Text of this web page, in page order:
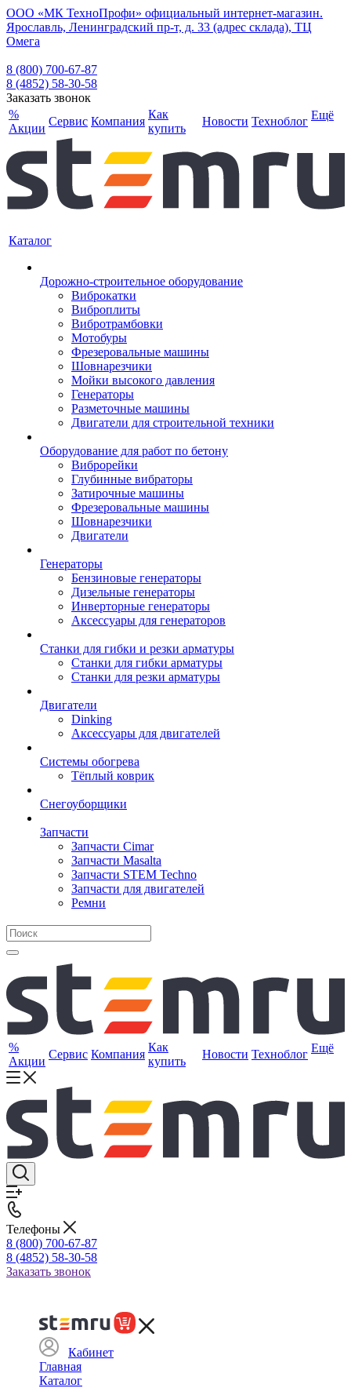
ООО «МК ТехноПрофи» официальный интернет-магазин.
Ярославль, Ленинградский пр-т, д. 33 (адрес склада), ТЦ
Омега
8 (800) 700-67-87
8 (4852) 58-30-58
Заказать звонок
%
Акции
Сервис Компания
Как
купить
Новости Техноблог Ещё
Каталог
Дорожно-строительное оборудование
Виброкатки
Виброплиты
Вибротрамбовки
Мотобуры
Фрезеровальные машины
Шовнарезчики
Мойки высокого давления
Генераторы
Разметочные машины
Двигатели для строительной техники
Оборудование для работ по бетону
Виброрейки
Глубинные вибраторы
Затирочные машины
Фрезеровальные машины
Шовнарезчики
Двигатели
Генераторы
Бензиновые генераторы
Дизельные генераторы
Инверторные генераторы
Аксессуары для генераторов
Станки для гибки и резки арматуры
Станки для гибки арматуры
Станки для резки арматуры
Двигатели
Dinking
Аксессуары для двигателей
Системы обогрева
Тёплый коврик
Снегоуборщики
Запчасти
Запчасти Cimar
Запчасти Masalta
Запчасти STEM Techno
Запчасти для двигателей
Ремни
%
Акции
Сервис Компания
Как
купить
Новости Техноблог Ещё
Телефоны
8 (800) 700-67-87
8 (4852) 58-30-58
Заказать звонок
Кабинет
Главная
Каталог